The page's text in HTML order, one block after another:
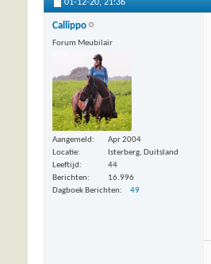
01-12-20, 21:36
Callippo
Forum Meubilair
Aangemeld
Apr 2004
Locatie
Isterberg, Duitsland
Leeftijd
44
Berichten
16.996
Dagboek Berichten
49